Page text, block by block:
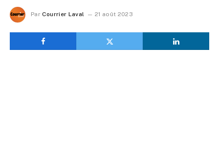
Par Courrier Laval 21 août 2023